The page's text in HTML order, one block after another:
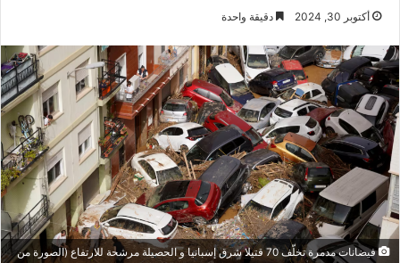
أكتوبر 30, 2024 دقيقة واحدة
فيضانات مدمرة تخلّف 70 قتيلا شرق إسبانيا و الحصيلة مرشحة للارتفاع (الصورة من